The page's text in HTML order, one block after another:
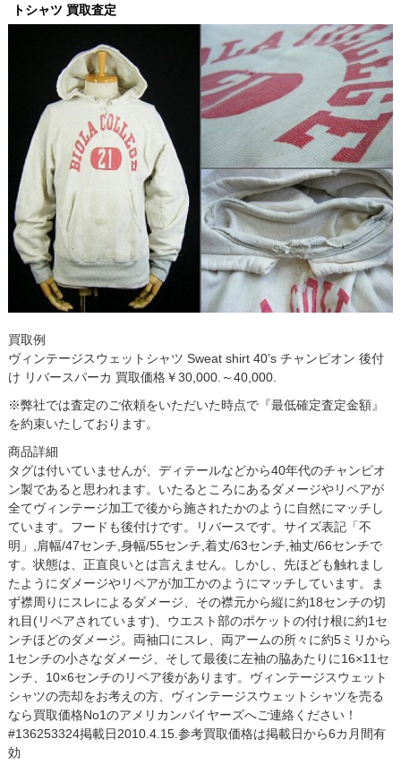
トシャツ 買取査定
買取例
ヴィンテージスウェットシャツ Sweat shirt 40’s チャンピオン 後付
け リバースパーカ 買取価格￥30,000.～40,000.
※弊社では査定のご依頼をいただいた時点で『最低確定査定金額』
を約束いたしております。
商品詳細
タグは付いていませんが、ディテールなどから40年代のチャンピオ
ン製であると思われます。いたるところにあるダメージやリペアが
全てヴィンテージ加工で後から施されたかのように自然にマッチし
ています。フードも後付けです。リバースです。サイズ表記「不
明」,肩幅/47センチ,身幅/55センチ,着丈/63センチ,袖丈/66センチで
す。状態は、正直良いとは言えません。しかし、先ほども触れまし
たようにダメージやリペアが加工かのようにマッチしています。ま
ず襟周りにスレによるダメージ、その襟元から縦に約18センチの切
れ目(リペアされています)、ウエスト部のポケットの付け根に約1セ
ンチほどのダメージ。両袖口にスレ、両アームの所々に約5ミリから
1センチの小さなダメージ、そして最後に左袖の脇あたりに16×11セ
ンチ、10×6センチのリペア後があります。ヴィンテージスウェット
シャツの売却をお考えの方、ヴィンテージスウェットシャツを売る
なら買取価格No1のアメリカンバイヤーズへご連絡ください！
#136253324掲載日2010.4.15.参考買取価格は掲載日から6カ月間有
効